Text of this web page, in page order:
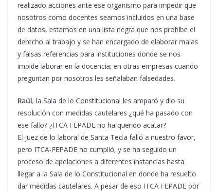
realizado acciones ante ese organismo para impedir que
nosotros como docentes seamos incluidos en una base
de datos, estamos en una lista negra que nos prohíbe el
derecho al trabajo y se han encargado de elaborar malas
y falsas referencias para instituciones donde se nos
impide laborar en la docencia; en otras empresas cuando
preguntan por nosotros les señalaban falsedades.
Raúl, la Sala de lo Constitucional les amparó y dio su
resolución con medidas cautelares ¿qué ha pasado con
ese fallo? ¿ITCA FEPADE no ha querido acatar?
El juez de lo laboral de Santa Tecla falló a nuestro favor,
pero ITCA-FEPADE no cumplió; y se ha seguido un
proceso de apelaciones a diferentes instancias hasta
llegar a la Sala de lo Constitucional en donde ha resuelto
dar medidas cautelares. A pesar de eso ITCA FEPADE por